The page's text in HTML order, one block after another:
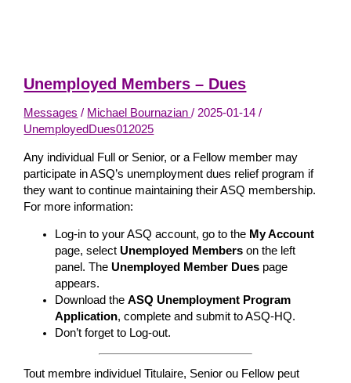
Unemployed Members – Dues
Messages / Michael Bournazian/ 2025-01-14/
UnemployedDues012025
Any individual Full or Senior, or a Fellow member may
participate in ASQ’s unemployment dues relief program if
they want to continue maintaining their ASQ membership.
For more information:
Log-in to your ASQ account, go to the My Account
page, selectUnemployed Members on the left
panel. TheUnemployed Member Dues page
appears.
Download theASQ Unemployment Program
Application, complete and submit to ASQ-HQ.
Don’t forget to Log-out.
Tout membre individuel Titulaire, Senior ou Fellow peut